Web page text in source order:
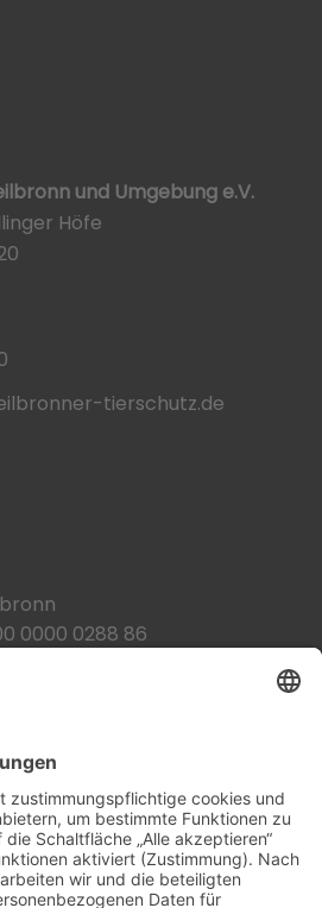
und Umgebung e.V.
Höfe
tierschutz.de
0000 0288 86
tierschutz.de